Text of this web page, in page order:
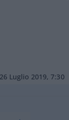
26 Luglio 2019, 7:30